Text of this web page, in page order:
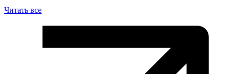
Читать все